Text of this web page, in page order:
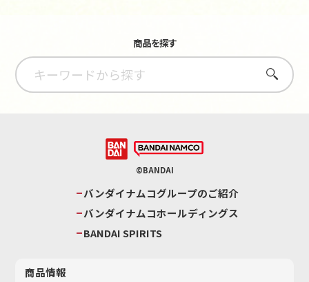
商品を探す
さがす
©BANDAI
バンダイナムコグループのご紹介
バンダイナムコホールディングス
BANDAI SPIRITS
商品情報